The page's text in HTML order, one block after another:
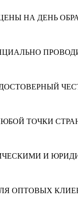
НА ДЕНЬ
ТОЧКИ
И
ОПТОВЫХ